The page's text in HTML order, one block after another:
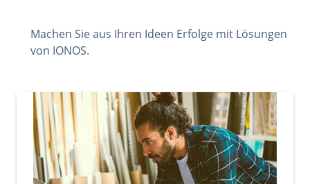
Machen Sie aus Ihren Ideen Erfolge mit Lösungen
von IONOS.